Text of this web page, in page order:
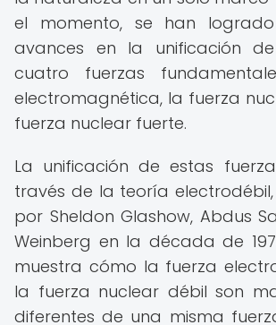
el momento, se han
avances en la unificación
cuatro fuerzas
electromagnética, la fuerza
fuerza nuclear fuerte.
La unificación de estas
través de la teoría
por Sheldon Glashow, Abdus
Weinberg en la década de
muestra cómo la fuerza
la fuerza nuclear débil son
diferentes de una misma